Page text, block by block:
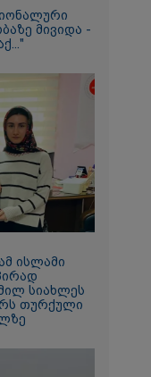
მივიდა -
ისლამი
სიახლეს
თურქული